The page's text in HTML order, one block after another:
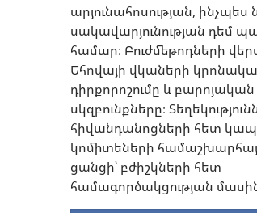
պատուհան)արյունահոսության, ինչպես
սակավարյունության դեմ
համար։ Բուժմեթոդների
Եհովայի վկաների
դիրքորոշումը և բարոյական
սկզբունքները։
հիվանդանոցների հետ
կոմիտեների
ցանցի՝ բժիշկների հետ
համագործակցության